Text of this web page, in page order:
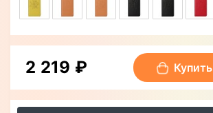
2 219 ₽ Купить